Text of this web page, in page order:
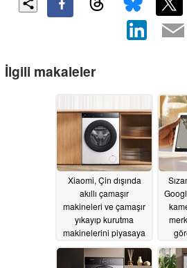
İlgili makaleler
Xiaomi, Çin dışında
akıllı çamaşır
makineleri ve çamaşır
yıkayıp kurutma
makinelerini piyasaya
sürdü07/20/2026